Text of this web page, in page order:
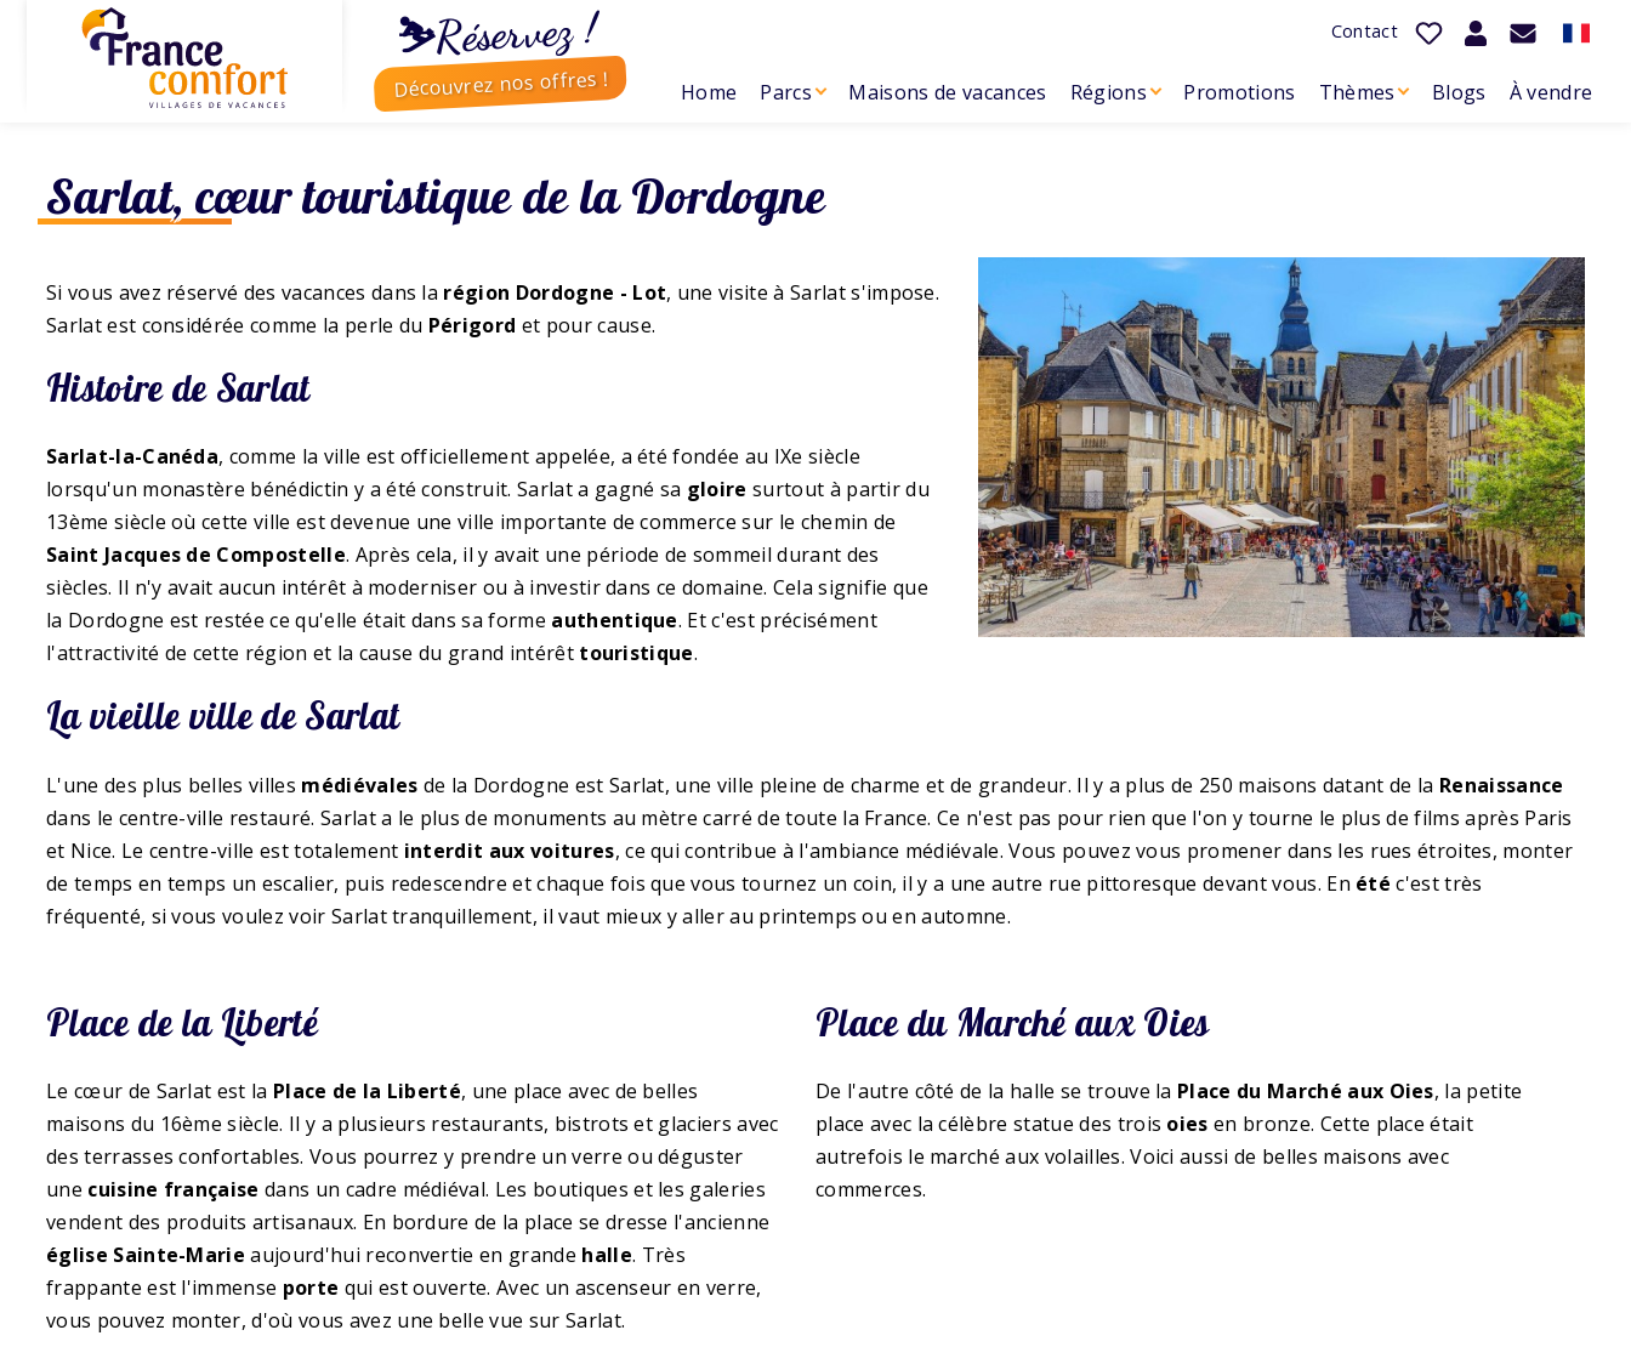
⛷️Réservez !
Découvrez nos offres !
Contact
Home Parcs Maisons de vacances Régions Promotions Thèmes Blogs À vendre
Sarlat, cœur touristique de la Dordogne
Si vous avez réservé des vacances dans la région Dordogne - Lot, une visite à Sarlat s'impose.
Sarlat est considérée comme la perle du Périgord et pour cause.
Histoire de Sarlat
Sarlat-la-Canéda, comme la ville est officiellement appelée, a été fondée au IXe siècle
lorsqu'un monastère bénédictin y a été construit. Sarlat a gagné sa gloire surtout à partir du
13ème siècle où cette ville est devenue une ville importante de commerce sur le chemin de
Saint Jacques de Compostelle. Après cela, il y avait une période de sommeil durant des
siècles. Il n'y avait aucun intérêt à moderniser ou à investir dans ce domaine. Cela signifie que
la Dordogne est restée ce qu'elle était dans sa forme authentique. Et c'est précisément
l'attractivité de cette région et la cause du grand intérêt touristique.
La vieille ville de Sarlat
L'une des plus belles villes médiévales de la Dordogne est Sarlat, une ville pleine de charme et de grandeur. Il y a plus de 250 maisons datant de la Renaissance
dans le centre-ville restauré. Sarlat a le plus de monuments au mètre carré de toute la France. Ce n'est pas pour rien que l'on y tourne le plus de films après Paris
et Nice. Le centre-ville est totalement interdit aux voitures, ce qui contribue à l'ambiance médiévale. Vous pouvez vous promener dans les rues étroites, monter
de temps en temps un escalier, puis redescendre et chaque fois que vous tournez un coin, il y a une autre rue pittoresque devant vous. En été c'est très
fréquenté, si vous voulez voir Sarlat tranquillement, il vaut mieux y aller au printemps ou en automne.
Place de la Liberté
Le cœur de Sarlat est la Place de la Liberté, une place avec de belles
maisons du 16ème siècle. Il y a plusieurs restaurants, bistrots et glaciers avec
des terrasses confortables. Vous pourrez y prendre un verre ou déguster
une cuisine française dans un cadre médiéval. Les boutiques et les galeries
vendent des produits artisanaux. En bordure de la place se dresse l'ancienne
église Sainte-Marie aujourd'hui reconvertie en grande halle. Très
frappante est l'immense porte qui est ouverte. Avec un ascenseur en verre,
vous pouvez monter, d'où vous avez une belle vue sur Sarlat.
Place du Marché aux Oies
De l'autre côté de la halle se trouve la Place du Marché aux Oies, la petite
place avec la célèbre statue des trois oies en bronze. Cette place était
autrefois le marché aux volailles. Voici aussi de belles maisons avec
commerces.